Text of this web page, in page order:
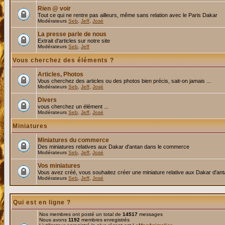
Rien @ voir
Tout ce qui ne rentre pas ailleurs, même sans relation avec le Paris Dakar
Modérateurs Seb Jeff José
La presse parle de nous
Extrait d'articles sur notre site
Modérateurs Seb Jeff
Vous cherchez des éléments ?
Articles, Photos
Vous cherchez des articles ou des photos bien précis, sait-on jamais ...
Modérateurs Seb Jeff José
Divers
vous cherchez un élément ...
Modérateurs Seb Jeff José
Miniatures
Miniatures du commerce
Des miniatures relatives aux Dakar d'antan dans le commerce
Modérateurs Seb Jeff José
Vos miniatures
Vous avez créé, vous souhaitez créer une miniature relative aux Dakar
Modérateurs Seb Jeff José
Qui est en ligne ?
Nos membres ont posté un total de 14517 messages
Nous avons 1192 membres enregistrés